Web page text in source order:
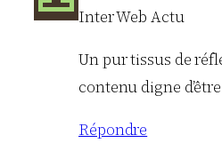
Inter Web Actu
Un pur tissus de
contenu digne
Répondre